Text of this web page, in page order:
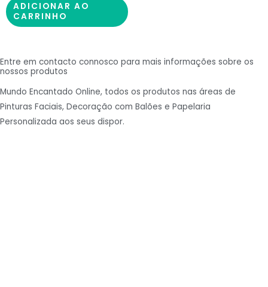
ADICIONAR AO
CARRINHO
Entre em contacto connosco para mais informações sobre os
nossos produtos
Mundo Encantado Online, todos os produtos nas áreas de
Pinturas Faciais, Decoração com Balões e Papelaria
Personalizada aos seus dispor.